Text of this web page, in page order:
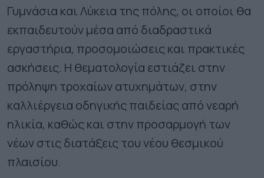
Γυμνάσια και Λύκεια της πόλης, οι οποίοι θα
εκπαιδευτούν μέσα από διαδραστικά
εργαστήρια, προσομοιώσεις και πρακτικές
ασκήσεις. Η θεματολογία εστιάζει στην
πρόληψη τροχαίων ατυχημάτων, στην
καλλιέργεια οδηγικής παιδείας από νεαρή
ηλικία, καθώς και στην προσαρμογή των
νέων στις διατάξεις του νέου θεσμικού
πλαισίου.